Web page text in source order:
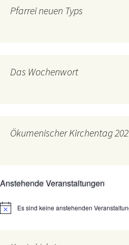
Pfarrei neuen Typs
Das Wochenwort
Ökumenischer Kirchentag
Anstehende Veranstaltungen
HinweisEs sind keine anstehenden